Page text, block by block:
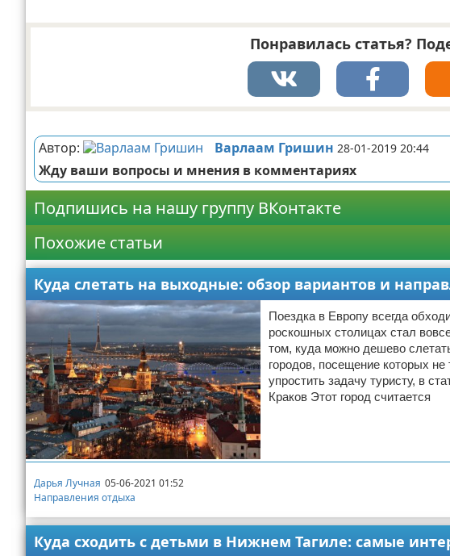
Понравилась статья?
Автор: Варлаам Гришин 28-01-2019 20:44
Жду ваши вопросы и мнения в комментариях
Подпишись на нашу группу ВКонтакте
Похожие статьи
Куда слетать на выходные: обзор вариантов и
Поездка в Европу всегда
роскошных столицах стал
том, куда можно дешево
городов, посещение которых
упростить задачу туристу, в
Краков Этот город считается
Дарья Лучная 05-06-2021 01:52
Направления отдыха
Куда сходить с детьми в Нижнем Тагиле: самые